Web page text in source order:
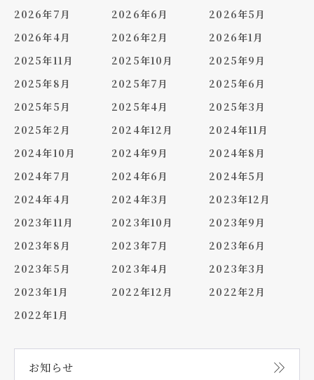
2026年7月 2026年6月
2026年5月
2026年4月
2026年2月
2026年1月
2025年11月
2025年10月
2025年9月
2025年8月
2025年7月
2025年6月
2025年5月
2025年4月
2025年3月
2025年2月
2024年12月
2024年11月
2024年10月
2024年9月
2024年8月
2024年7月
2024年6月
2024年5月
2024年4月
2024年3月
2023年12月
2023年11月
2023年10月
2023年9月
2023年8月
2023年7月
2023年6月
2023年5月
2023年4月
2023年3月
2023年1月
2022年12月
2022年2月
2022年1月
お知らせ